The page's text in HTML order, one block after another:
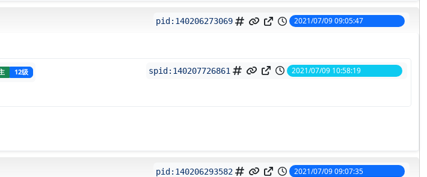
pid: 140206273069 2021/07/09 09:05:47
12级 spid: 140207726861 2021/07/09 10:58:19
pid: 140206293582 2021/07/09 09:07:35